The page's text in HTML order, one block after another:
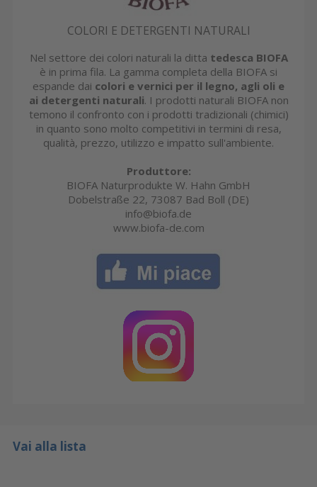
COLORI E DETERGENTI NATURALI
Nel settore dei colori naturali la ditta tedesca BIOFA
è in prima fila. La gamma completa della BIOFA si
espande dai colori e vernici per il legno, agli oli e
ai detergenti naturali. I prodotti naturali BIOFA non
temono il confronto con i prodotti tradizionali (chimici)
in quanto sono molto competitivi in termini di resa,
qualità, prezzo, utilizzo e impatto sull'ambiente.
Produttore:
BIOFA Naturprodukte W. Hahn GmbH
Dobelstraße 22, 73087 Bad Boll (DE)
info@biofa.de
www.biofa-de.com
Vai alla lista